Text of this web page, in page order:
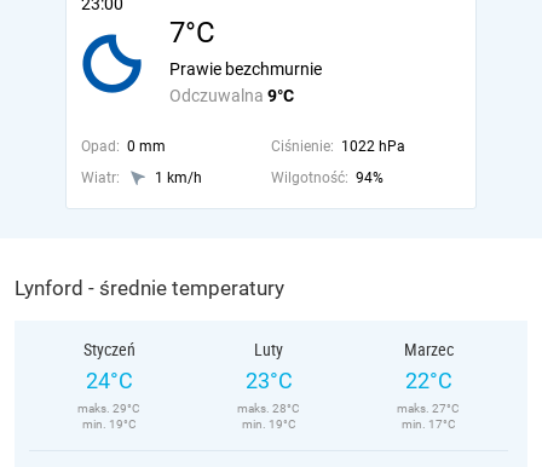
7°C
Odczuwalna 9°C
Prawie bezchmurnie
Opad: 0 mm Ciśnienie: 1022 hPa
Wiatr:
1 km/h Wilgotność: 94%
Lynford - średnie temperatury
Styczeń
24°C
maks. 29°C
min. 19°C
Luty
23°C
maks. 28°C
min. 19°C
Marzec
22°C
maks. 27°C
min. 17°C